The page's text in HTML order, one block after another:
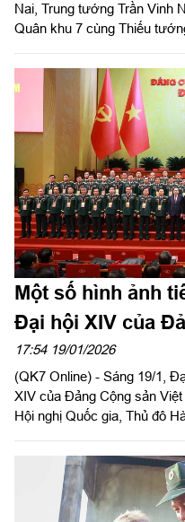
Nai, Trung tướng Trần Vinh
Quân khu 7 cùng Thiếu
cùng ăn mâm cơm ngày
Nhân dân trên địa bàn vào
Một số hình ảnh
Đại hội XIV của
17:54 19/01/2026
(QK7 Online) - Sáng 19/1,
XIV của Đảng Cộng sản
Hội nghị Quốc gia, Thủ đô